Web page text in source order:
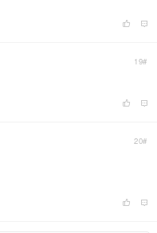
19#
20#